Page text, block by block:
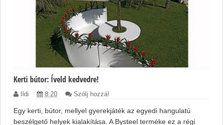
Kerti bútor: Íveld kedvedre!
Ildi 8:20 Szólj hozzá!
Egy kerti, bútor, mellyel gyerekjáték az egyedi hangulatú
beszélgető helyek kialakítása. A Bysteel terméke ez a régi